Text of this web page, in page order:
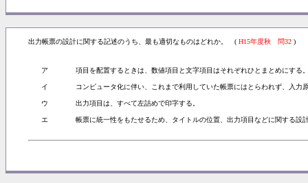
出力帳票の設計に関する記述のうち、最も適切なものはどれか。 ( H15年度秋 問32 )
ア 項目を配置するときは、数値項目と文字項目はそれぞれひとまとめにする
イ コンピュータ化に伴い、これまで利用していた帳票にはとらわれず、入力
ウ 出力項目は、すべて左詰めで印字する。
エ 帳票に統一性をもたせるため、タイトルの位置、出力項目などに関する設